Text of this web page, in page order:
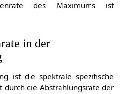
des Maximums ist
in der
ist die spektrale spezifische
durch die Abstrahlungsrate der